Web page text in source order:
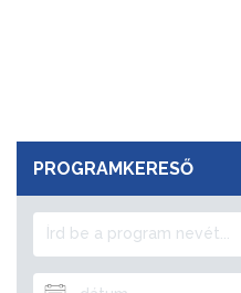
PROGRAMKERESŐ